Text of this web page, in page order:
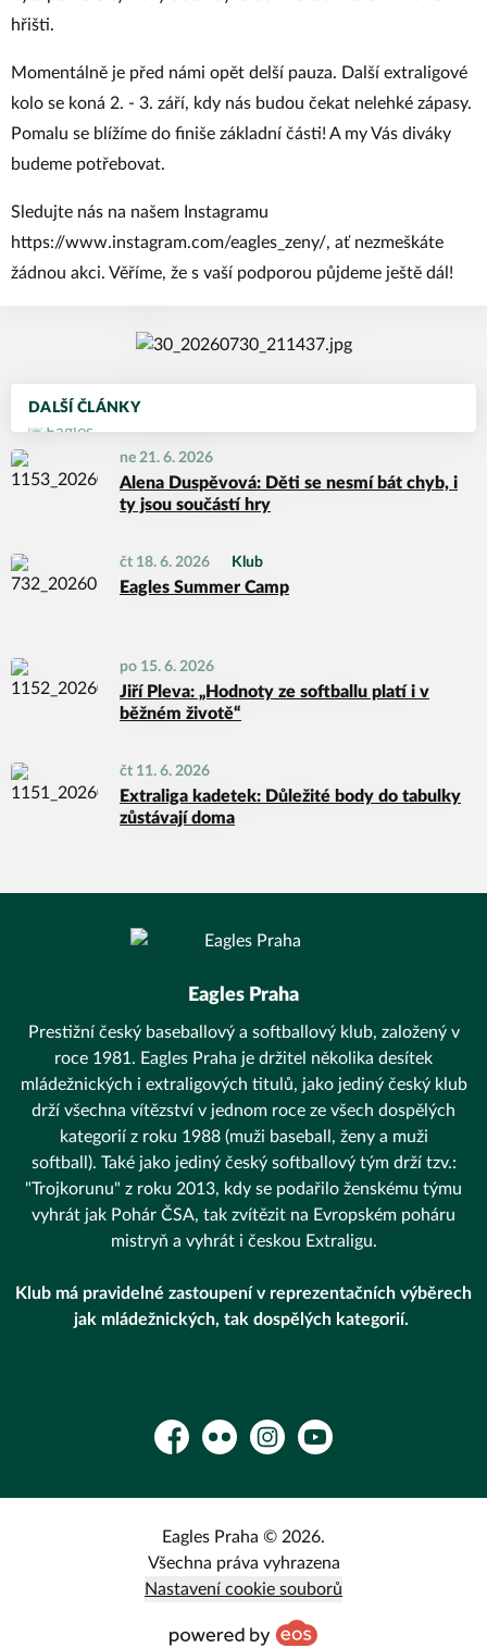
DALŠÍ ČLÁNKY
ne 21. 6. 2026
Alena Duspěvová: Děti se nesmí bát chyb, i
ty jsou součástí hry
čt 18. 6. 2026 Klub
Eagles Summer Camp
po 15. 6. 2026
Jiří Pleva: „Hodnoty ze softballu platí i v
běžném životě“
čt 11. 6. 2026
Extraliga kadetek: Důležité body do tabulky
zůstávají doma
hřišti.
Momentálně je před námi opět delší pauza. Další extraligové
kolo se koná 2. - 3. září, kdy nás budou čekat nelehké zápasy.
Pomalu se blížíme do finiše základní části! A my Vás diváky
budeme potřebovat.
Sledujte nás na našem Instagramu
https://www.instagram.com/eagles_zeny/, ať nezmeškáte
žádnou akci. Věříme, že s vaší podporou půjdeme ještě dál!
Eagles Praha
Prestižní český baseballový a softballový klub, založený v
roce 1981. Eagles Praha je držitel několika desítek
mládežnických i extraligových titulů, jako jediný český klub
drží všechna vítězství v jednom roce ze všech dospělých
kategorií z roku 1988 (muži baseball, ženy a muži
softball). Také jako jediný český softballový tým drží tzv.:
"Trojkorunu" z roku 2013, kdy se podařilo ženskému týmu
vyhrát jak Pohár ČSA, tak zvítězit na Evropském poháru
mistryň a vyhrát i českou Extraligu.
Klub má pravidelné zastoupení v reprezentačních výběrech
jak mládežnických, tak dospělých kategorií.
FacebookFlickr InstagramYouTube
Eagles Praha © 2026.
Všechna práva vyhrazena
Nastavení cookie souborů